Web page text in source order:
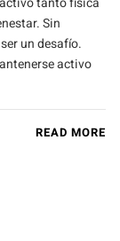
Sin
un desafío.
activo
READ MORE